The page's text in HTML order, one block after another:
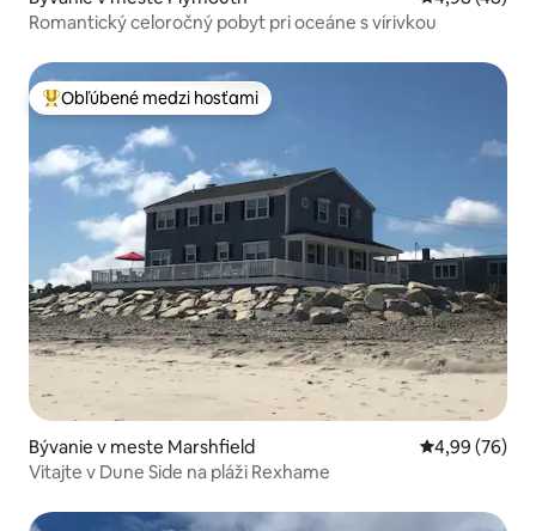
Romantický celoročný pobyt pri oceáne s vírivkou
Najobľúbenejšie medzi hosťami
Obľúbené medzi hosťami
Bývanie v meste Marshfield Priemerné
4,99 (76)
Vitajte v Dune Side na pláži Rexhame